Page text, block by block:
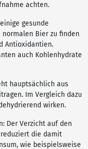
achten.
gesunde
Bier zu finden
Antioxidantien.
auch Kohlenhydrate
hauptsächlich aus
Im Vergleich dazu
wirken.
Der Verzicht auf den
die damit
wie beispielsweise